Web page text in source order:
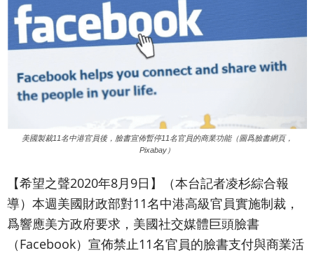
美國製裁11名中港官員後，臉書宣佈暫停11名官員的商業功能（圖爲臉書網頁，
Pixabay）
【希望之聲2020年8月9日】（本台記者凌杉綜合報
導） 本週美國財政部對11名中港高級官員實施制裁，
爲響應美方政府要求，美國社交媒體巨頭臉書
（Facebook）宣佈禁止11名官員的臉書支付與商業活